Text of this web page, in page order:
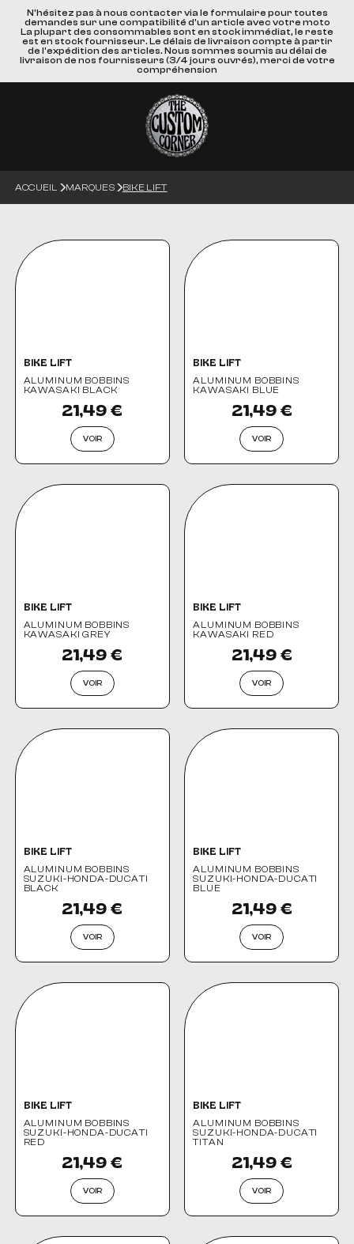
N'hésitez pas à nous contacter via le formulaire pour toutes
demandes sur une compatibilité d'un article avec votre moto
La plupart des consommables sont en stock immédiat, le reste
est en stock fournisseur. Le délais de livraison compte à partir
de l'expédition des articles. Nous sommes soumis au délai de
livraison de nos fournisseurs (3/4 jours ouvrés), merci de votre
compréhension
ACCUEIL MARQUES BIKE LIFT
BIKE LIFT
ALUMINUM BOBBINS
KAWASAKI BLACK
21,49 €
VOIR
BIKE LIFT
ALUMINUM BOBBINS
KAWASAKI BLUE
21,49 €
VOIR
BIKE LIFT
ALUMINUM BOBBINS
KAWASAKI GREY
21,49 €
VOIR
BIKE LIFT
ALUMINUM BOBBINS
KAWASAKI RED
21,49 €
VOIR
BIKE LIFT
ALUMINUM BOBBINS
SUZUKI-HONDA-DUCATI
BLACK
21,49 €
VOIR
BIKE LIFT
ALUMINUM BOBBINS
SUZUKI-HONDA-DUCATI
BLUE
21,49 €
VOIR
BIKE LIFT
ALUMINUM BOBBINS
SUZUKI-HONDA-DUCATI
RED
21,49 €
VOIR
BIKE LIFT
ALUMINUM BOBBINS
SUZUKI-HONDA-DUCATI
TITAN
21,49 €
VOIR